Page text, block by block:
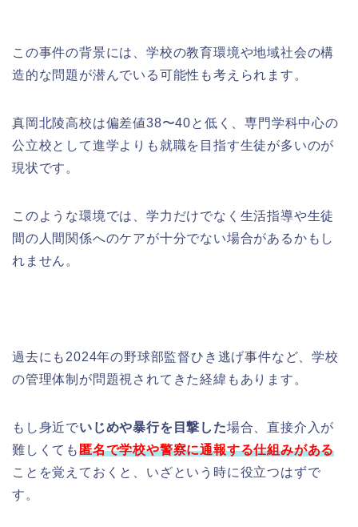
この事件の背景には、学校の教育環境や地域社会の構
造的な問題が潜んでいる可能性も考えられます。
真岡北陵高校は偏差値38〜40と低く、専門学科中心の
公立校として進学よりも就職を目指す生徒が多いのが
現状です。
このような環境では、学力だけでなく生活指導や生徒
間の人間関係へのケアが十分でない場合があるかもし
れません。
過去にも2024年の野球部監督ひき逃げ事件など、学校
の管理体制が問題視されてきた経緯もあります。
もし身近でいじめや暴行を目撃した場合、直接介入が
難しくても匿名で学校や警察に通報する仕組みがある
ことを覚えておくと、いざという時に役立つはずで
す。